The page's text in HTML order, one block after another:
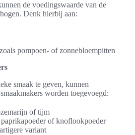
de voedingswaarde van de
Denk hierbij aan:
pompoen- of zonnebloempitten
smaak te geven, kunnen
worden toegevoegd:
of tijm
of knoflookpoeder
variant